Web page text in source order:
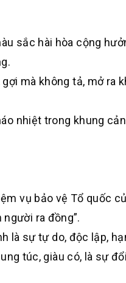
sắc hài hòa cộng
mà không tả, mở ra
nhiệt trong khung
vụ bảo vệ Tổ quốc
ra đồng”.
là sự tự do, độc lập,
túc, giàu có, là sự